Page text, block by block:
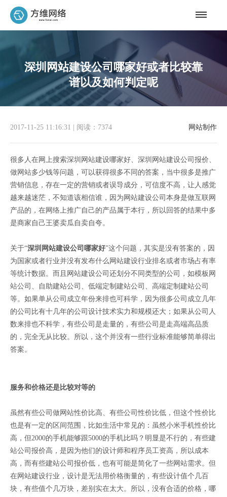
深圳网站建设公司哪家好或者比较靠
谱以及如何判定呢
网站制作
2017-11-25 11:16:31 阅读：7374
很多人在网上搜索深圳网站建设哪家好、深圳网站建设公司报价、
做网站多少钱等问题，可以获得很多不同的答案，当中很多是推广
营销信息，存在一定的营销或者误导成分，可信度不高，让人感觉
越来越迷茫，不知道该相信谁，因为网站建设公司本身是做互联网
产品的，在网络上推广自己的产品属于本行，所以回答的结果中多
是商家自己王婆卖瓜自卖自夸。
关于“深圳网站建设公司哪家好”这个问题，其实是没有答案的，因
为国家或者行业并没有发布什么网站建设行业排名或者市场占有率
等统计数据。而且网站建设公司还划分不同类型的公司，如模板网
站公司、自助建站公司、低端定制建站公司、高端定制建站公司
等。如果单从公司成立年份来排也可科学，因为很多公司成立几年
的公司比有十几年的公司设计技术实力和规模还大；如果从公司人
数来排也不科学，有些公司是走量的，有些公司是走高端高品质
的，完全无从比较。所以，这个并没有一些行业标准能够简单得出
答案。
服务和价格还是比较对等的
虽然有些公司做网站性价比高、有些公司性价比低，但这个性价比
也是有一定的区间范围，比如生活中常见的：虽然小米手机性价比
高，但2000的手机能够跟5000的手机比吗？明显是不行的，有些建
站公司报价高，是因为他们的设计师和程序员工资高，所以成本
高，而有些建站公司报价低，也有可能是简化了一些网站需求。但
在网站建设行业，设计是无法用价格衡量的，有些设计值个几百
块，有些值个几万块，差别实在太大。所以，没有合适的价格，哪